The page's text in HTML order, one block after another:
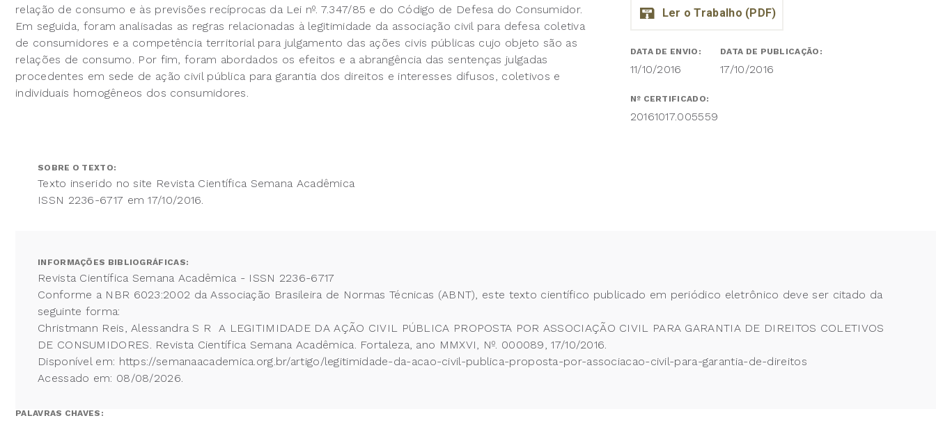
relação de consumo e às previsões recíprocas da Lei nº. 7.347/85 e do Código de Defesa do Consumidor.
Em seguida, foram analisadas as regras relacionadas à legitimidade da associação civil para defesa coletiva
de consumidores e a competência territorial para julgamento das ações civis públicas cujo objeto são as
relações de consumo. Por fim, foram abordados os efeitos e a abrangência das sentenças julgadas
procedentes em sede de ação civil pública para garantia dos direitos e interesses difusos, coletivos e
individuais homogêneos dos consumidores.
DATA DE ENVIO:
11/10/2016
DATA DE PUBLICAÇÃO:
17/10/2016
Nº CERTIFICADO:
20161017.005559
SOBRE O TEXTO:
Texto inserido no site Revista Científica Semana Acadêmica
ISSN 2236-6717 em 17/10/2016.
INFORMAÇÕES BIBLIOGRÁFICAS:
Revista Científica Semana Acadêmica - ISSN 2236-6717
Conforme a NBR 6023:2002 da Associação Brasileira de Normas Técnicas (ABNT), este texto científico publicado em periódico eletrônico deve ser citado da
seguinte forma:
Christmann Reis, Alessandra S R A LEGITIMIDADE DA AÇÃO CIVIL PÚBLICA PROPOSTA POR ASSOCIAÇÃO CIVIL PARA GARANTIA DE DIREITOS COLETIVOS
DE CONSUMIDORES. Revista Científica Semana Acadêmica. Fortaleza, ano MMXVI, Nº. 000089, 17/10/2016.
Disponível em: https://semanaacademica.org.br/artigo/legitimidade-da-acao-civil-publica-proposta-por-associacao-civil-para-garantia-de-direitos
Acessado em: 08/08/2026.
PALAVRAS CHAVES: